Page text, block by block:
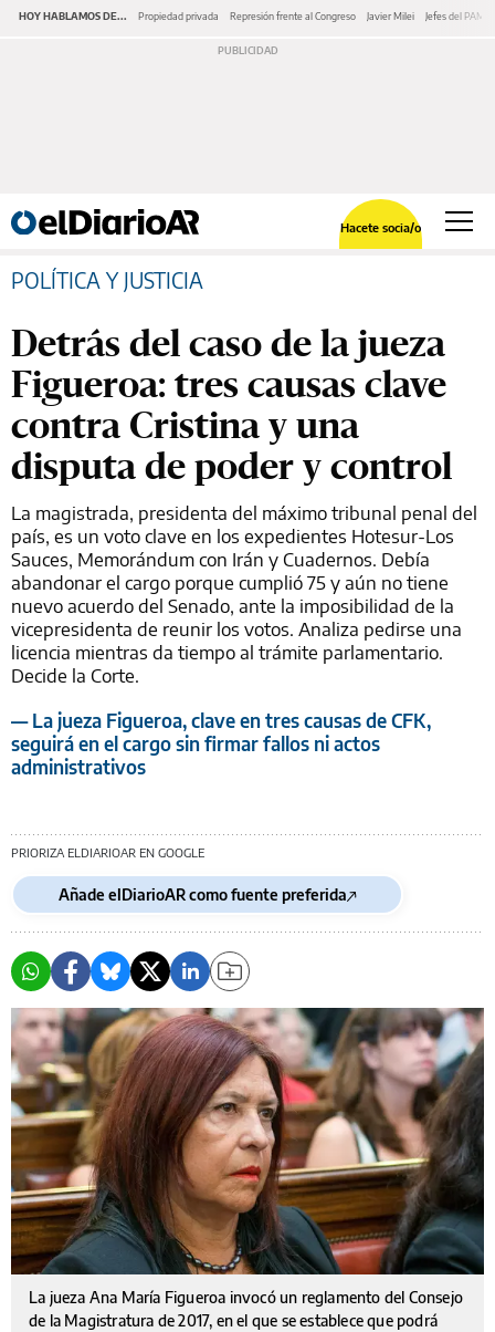
HOY HABLAMOS DE... Propiedad privada Represión frente al Congreso Javier Milei Jefes del PAMI
Hacete socia/o
POLÍTICA Y JUSTICIA
Detrás del caso de la jueza
Figueroa: tres causas clave
contra Cristina y una
disputa de poder y control
La magistrada, presidenta del máximo tribunal penal del
país, es un voto clave en los expedientes Hotesur-Los
Sauces, Memorándum con Irán y Cuadernos. Debía
abandonar el cargo porque cumplió 75 y aún no tiene
nuevo acuerdo del Senado, ante la imposibilidad de la
vicepresidenta de reunir los votos. Analiza pedirse una
licencia mientras da tiempo al trámite parlamentario.
Decide la Corte.
— La jueza Figueroa, clave en tres causas de CFK,
seguirá en el cargo sin firmar fallos ni actos
administrativos
PRIORIZA ELDIARIOAR EN GOOGLE
Añade elDiarioAR como fuente preferida
La jueza Ana María Figueroa invocó un reglamento del Consejo
de la Magistratura de 2017, en el que se establece que podrá